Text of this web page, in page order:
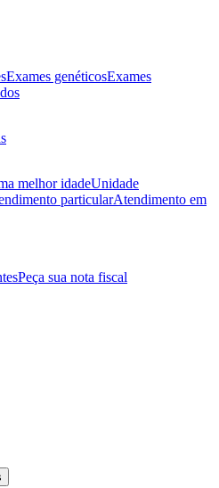
Exames genéticosExames
melhor idadeUnidade
particularAtendimento em
Peça sua nota fiscal